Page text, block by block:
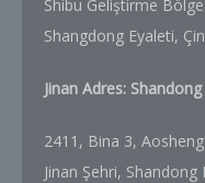
Shibu Geliştirme
Shangdong Eyaleti, Çin
Jinan Adres:
2411, Bina 3,
Jinan Şehri, Shandong